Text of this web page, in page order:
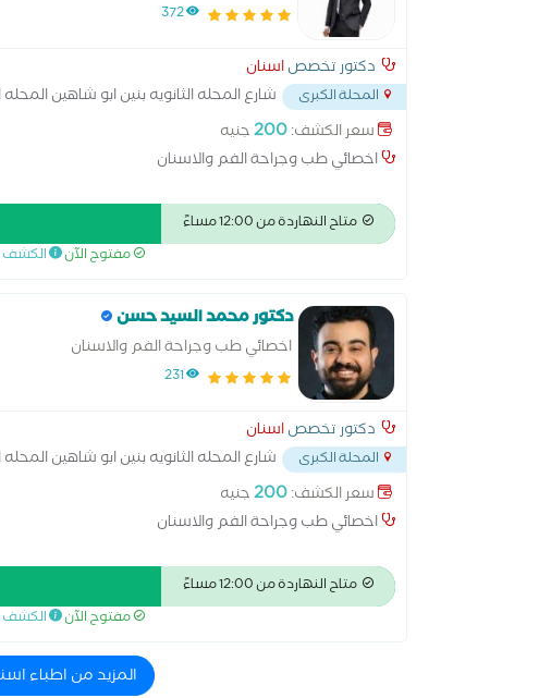
372
دكتور تخصصاسنان
المحلة الكبرى شارع المحله الثانويه بنين ابو شاهين المحله
سعر الكشف:200جنيه
اخصائي طب وجراحة الفم والاسنان
متاح النهاردة من 12:00 مساءً
مفتوح الآن الكشف
دكتور محمد السيد حسن
اخصائي طب وجراحة الفم والاسنان
231
دكتور تخصصاسنان
المحلة الكبرى شارع المحله الثانويه بنين ابو شاهين المحله
سعر الكشف:200جنيه
اخصائي طب وجراحة الفم والاسنان
متاح النهاردة من 12:00 مساءً
مفتوح الآن الكشف
المزيد من اطباء